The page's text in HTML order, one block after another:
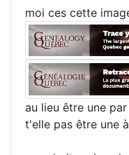
moi ces cette
au lieu être une
t'elle pas être une